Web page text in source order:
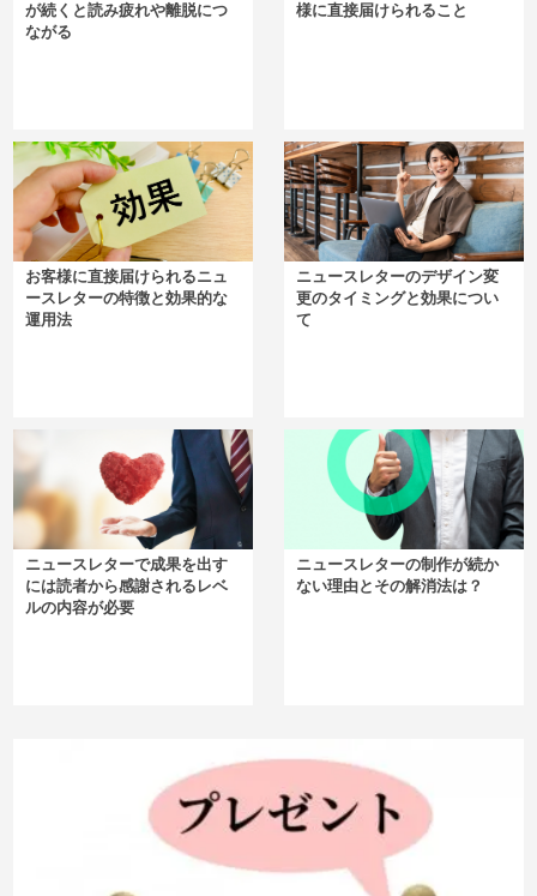
が続くと読み疲れや離脱につ
ながる
様に直接届けられること
お客様に直接届けられるニュ
ースレターの特徴と効果的な
運用法
ニュースレターのデザイン変
更のタイミングと効果につい
て
ニュースレターで成果を出す
には読者から感謝されるレベ
ルの内容が必要
ニュースレターの制作が続か
ない理由とその解消法は？